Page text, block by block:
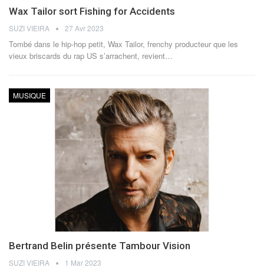
Wax Tailor sort Fishing for Accidents
SUZI VIEIRA 27 Avr 2023
Tombé dans le hip-hop petit, Wax Tailor, frenchy producteur que les
vieux briscards du rap US s’arrachent, revient…
MUSIQUE
Bertrand Belin présente Tambour Vision
SUZI VIEIRA 1 Mar 2023